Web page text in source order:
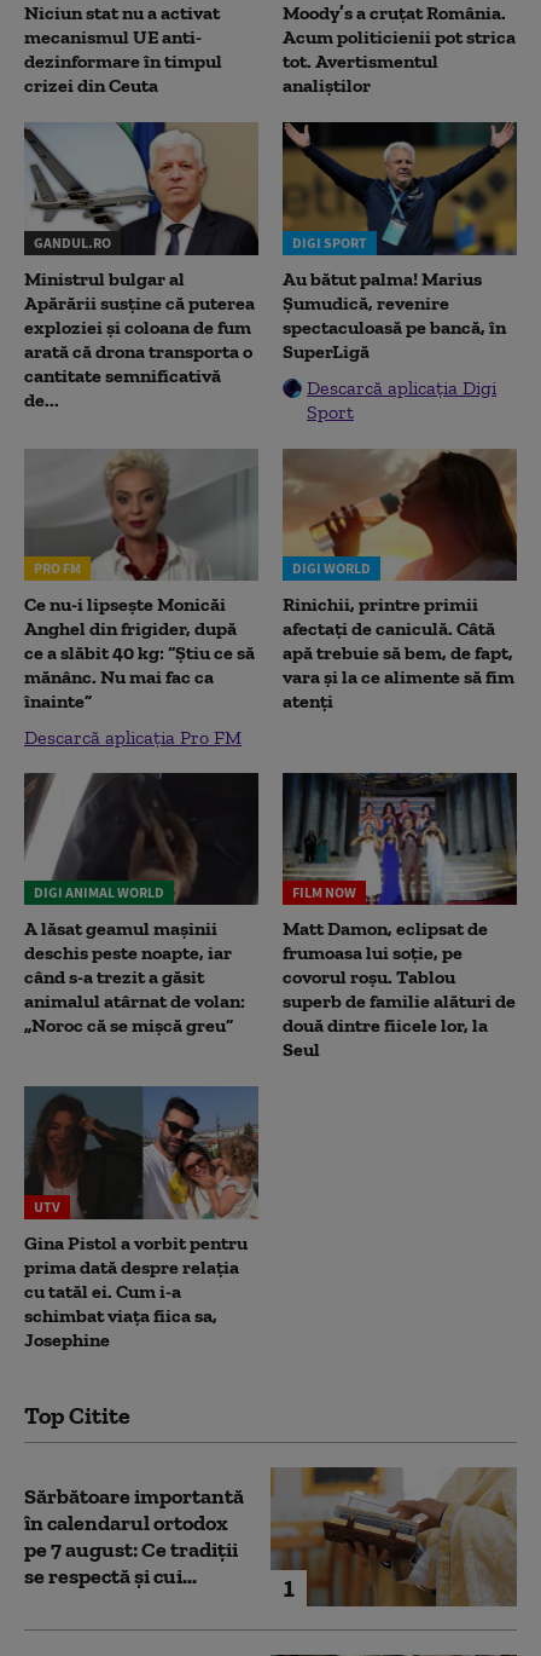
Niciun stat nu a activat
mecanismul UE anti-
dezinformare în timpul
crizei din Ceuta
Moody’s a cruțat România.
Acum politicienii pot strica
tot. Avertismentul
analiștilor
GANDUL.RO
Ministrul bulgar al
Apărării susține că puterea
exploziei și coloana de fum
arată că drona transporta o
cantitate semnificativă
de...
DIGI SPORT
Au bătut palma! Marius
Șumudică, revenire
spectaculoasă pe bancă, în
SuperLigă
Descarcă aplicația Digi
Sport
PRO FM
Ce nu-i lipsește Monicăi
Anghel din frigider, după
ce a slăbit 40 kg: “Știu ce să
mănânc. Nu mai fac ca
înainte”
Descarcă aplicația Pro FM
DIGI WORLD
Rinichii, printre primii
afectați de caniculă. Câtă
apă trebuie să bem, de fapt,
vara și la ce alimente să fim
atenți
DIGI ANIMAL WORLD
A lăsat geamul mașinii
deschis peste noapte, iar
când s-a trezit a găsit
animalul atârnat de volan:
„Noroc că se mișcă greu”
FILM NOW
Matt Damon, eclipsat de
frumoasa lui soție, pe
covorul roșu. Tablou
superb de familie alături de
două dintre fiicele lor, la
Seul
UTV
Gina Pistol a vorbit pentru
prima dată despre relația
cu tatăl ei. Cum i-a
schimbat viața fiica sa,
Josephine
Top Citite
1
Sărbătoare importantă
în calendarul ortodox
pe 7 august: Ce tradiții
se respectă și cui...